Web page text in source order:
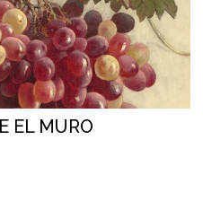
EL MURO